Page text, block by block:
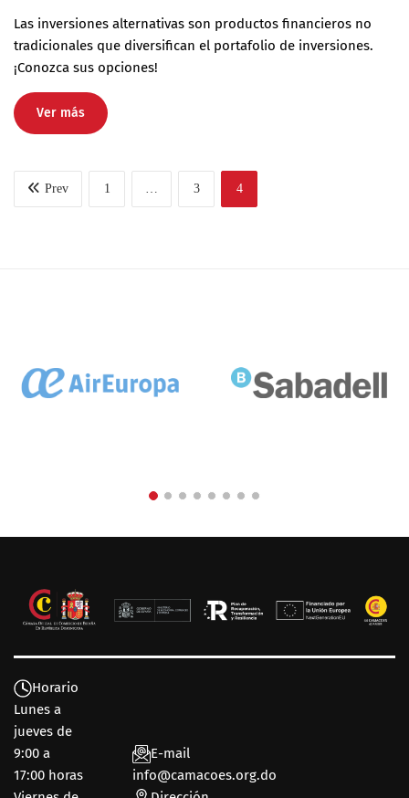
Las inversiones alternativas son productos financieros no
tradicionales que diversifican el portafolio de inversiones.
¡Conozca sus opciones!
Ver más
Prev 1 … 3 4
Horario
Lunes a
jueves de
9:00 a
17:00 horas
E-mail
info@camacoes.org.do